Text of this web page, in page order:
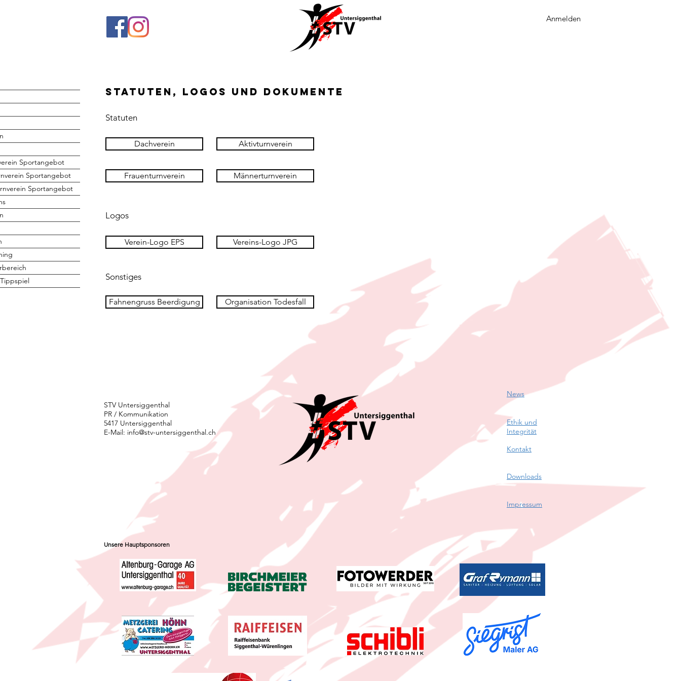
Anmelden
Statuten, Logos und Dokumente
Statuten
Dachverein Aktivturnverein
Frauenturnverein Männerturnverein
Logos
Verein-Logo EPS Vereins-Logo JPG
Sonstiges
Fahnengruss Beerdigung Organisation Todesfall
Sportangebot
Sportangebot
Sportangebot
STV Untersiggenthal
PR / Kommunikation
5417 Untersiggenthal
E-Mail: info@stv-untersiggenthal.ch
News
Ethik und
Integrität
Kontakt
Downloads
Impressum
Unsere Hauptsponsoren